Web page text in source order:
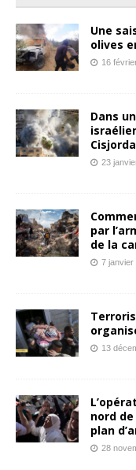
Une
olives
16
Dans
23
par
de la
7 janvier
13
nord
plan
28